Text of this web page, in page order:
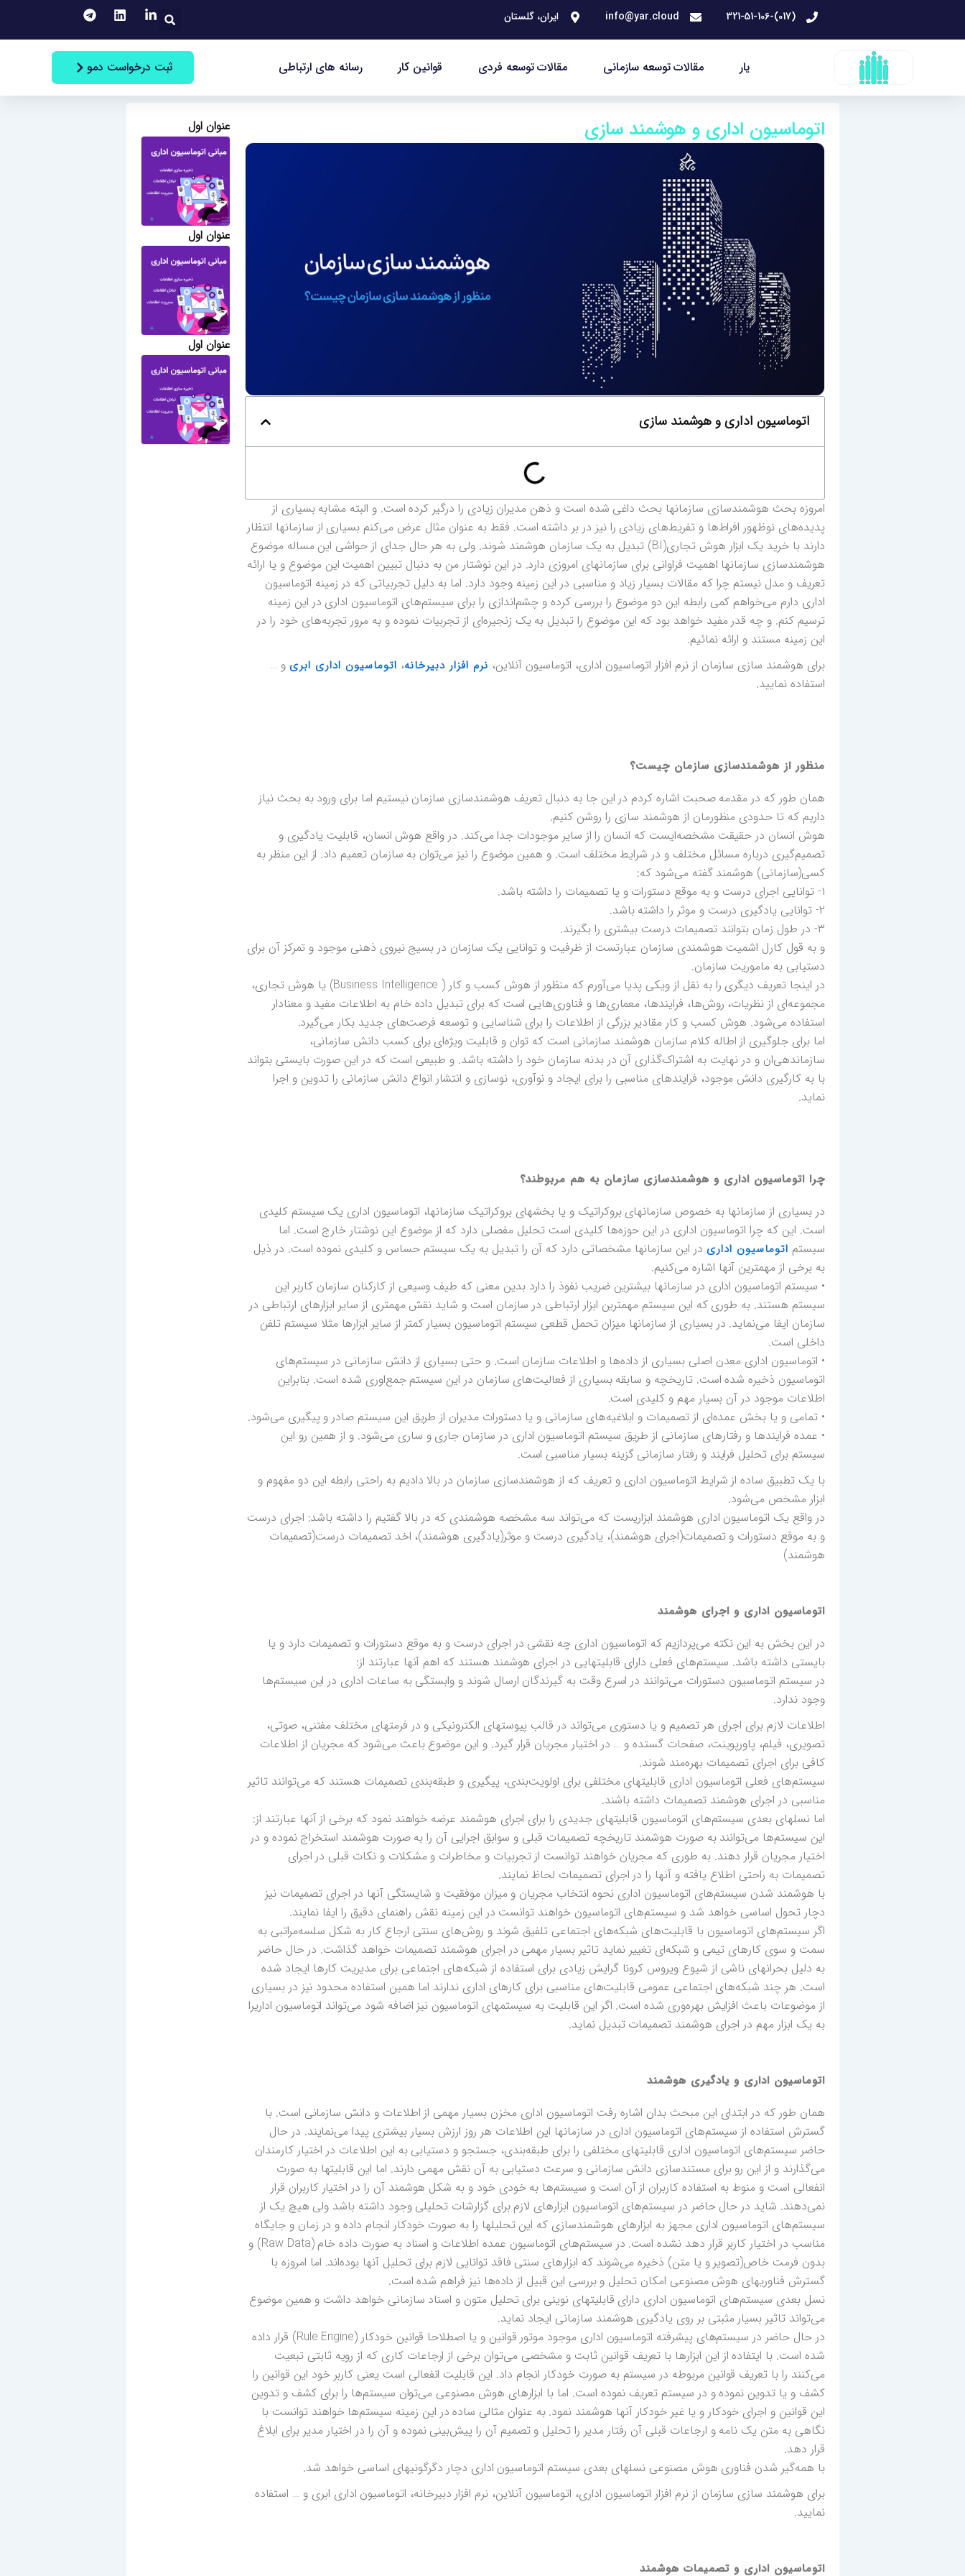
محتوا
(017)-321-51-106
info@yar.cloud ایران، گلستان جستجو
یار مقالات توسعه سازمانی مقالات توسعه فردی قوانین کار رسانه های ارتباطی ثبت درخواست دمو
اتوماسیون اداری و هوشمند سازی
اتوماسیون اداری و هوشمند سازی
امروزه بحث هوشمندسازی سازمانها بحث داغی شده است و ذهن مدیران زیادی را درگیر کرده است. و البته مشابه بسیاری از
پدیده‌های نوظهور افراط‌ها و تفریط‌های زیادی را نیز در بر داشته است. فقط به عنوان مثال عرض می‌کنم بسیاری از سازمانها انتظار
دارند با خرید یک ابزار هوش تجاری(BI) تبدیل به یک سازمان هوشمند شوند. ولی به هر حال جدای از حواشی این مساله موضوع
هوشمندسازی سازمانها اهمیت فراوانی برای سازمانهای امروزی دارد. در این نوشتار من به دنبال تبیین اهمیت این موضوع و یا ارائه
تعریف و مدل نیستم چرا که مقالات بسیار زیاد و مناسبی در این زمینه وجود دارد. اما به دلیل تجربیاتی که در زمینه اتوماسیون
اداری دارم می‌خواهم کمی رابطه این دو موضوع را بررسی کرده و چشم‌اندازی را برای سیستم‌های اتوماسیون اداری در این زمینه
ترسیم کنم. و چه قدر مفید خواهد بود که این موضوع را تبدیل به یک زنجیره‌ای از تجربیات نموده و به مرور تجربه‌های خود را در
این زمینه مستند و ارائه نمائیم.
برای هوشمند سازی سازمان از نرم افزار اتوماسیون اداری، اتوماسیون آنلاین، نرم افزار دبیرخانه، اتوماسیون اداری ابری و …
استفاده نمایید.
منظور از هوشمندسازی سازمان چیست؟
همان طور که در مقدمه صحبت اشاره کردم در این جا به دنبال تعریف هوشمندسازی سازمان نیستیم اما برای ورود به بحث نیاز
داریم که تا حدودی منظورمان از هوشمند سازی را روشن کنیم.
هوش انسان در حقیقت مشخصه‌ایست که انسان را از سایر موجودات جدا می‌کند. در واقع هوش انسان، قابلیت یادگیری و
تصمیم‌گیری درباره مسائل مختلف و در شرایط مختلف است. و همین موضوع را نیز می‌توان به سازمان تعمیم داد. از این منظر به
کسی(سازمانی) هوشمند گفته می‌شود که:
۱- توانایی اجرای درست و به موقع دستورات و یا تصمیمات را داشته باشد.
۲- توانایی یادگیری درست و موثر را داشته باشد.
۳- در طول زمان بتوانند تصمیمات درست بیشتری را بگیرند.
و به قول کارل اشمیت هوشمندی سازمان عبارتست از ظرفیت و توانایی یک سازمان در بسیج نیروی ذهنی موجود و تمرکز آن برای
دستیابی به ماموریت سازمان.
در اینجا تعریف دیگری را به نقل از ویکی پدیا می‌آورم که منظور از هوش کسب و کار ( Business Intelligence) یا هوش تجاری،
مجموعه‌ای از نظریات، روش‌ها، فرایندها، معماری‌ها و فناوری‌هایی است که برای تبدیل داده خام به اطلاعات مفید و معنادار
استفاده می‌شود. هوش کسب و کار مقادیر بزرگی از اطلاعات را برای شناسایی و توسعه فرصت‌های جدید بکار می‌گیرد.
اما برای جلوگیری از اطاله کلام سازمان هوشمند سازمانی است که توان و قابلیت ویژه‌ای برای کسب دانش سازمانی،
سازماندهی‌ان و در نهایت به اشتراک‌گذاری آن در بدنه سازمان خود را داشته باشد. و طبیعی است که در این صورت بایستی بتواند
با به کارگیری دانش موجود، فرایندهای مناسبی را برای ایجاد و نوآوری، نوسازی و انتشار انواع دانش سازمانی را تدوین و اجرا
نماید.
چرا اتوماسیون اداری و هوشمندسازی سازمان به هم مربوطند؟
در بسیاری از سازمانها به خصوص سازمانهای بروکراتیک و یا بخشهای بروکراتیک سازمانها، اتوماسیون اداری یک سیستم کلیدی
است. این که چرا اتوماسیون اداری در این حوزه‌ها کلیدی است تحلیل مفصلی دارد که از موضوع این نوشتار خارج است. اما
سیستم اتوماسیون اداری در این سازمانها مشخصاتی دارد که آن را تبدیل به یک سیستم حساس و کلیدی نموده است. در ذیل
به برخی از مهمترین آنها اشاره می‌کنیم.
• سیستم اتوماسیون اداری در سازمانها بیشترین ضریب نفوذ را دارد بدین معنی که طیف وسیعی از کارکنان سازمان کاربر این
سیستم هستند. به طوری که این سیستم مهمترین ابزار ارتباطی در سازمان است و شاید نقش مهمتری از سایر ابزارهای ارتباطی در
سازمان ایفا می‌نماید. در بسیاری از سازمانها میزان تحمل قطعی سیستم اتوماسیون بسیار کمتر از سایر ابزارها مثلا سیستم تلفن
داخلی است.
• اتوماسیون اداری معدن اصلی بسیاری از داده‌ها و اطلاعات سازمان است. و حتی بسیاری از دانش سازمانی در سیستم‌های
اتوماسیون ذخیره شده است. تاریخچه و سابقه بسیاری از فعالیت‌های سازمان در این سیستم جمع‌اوری شده است. بنابراین
اطلاعات موجود در آن بسیار مهم و کلیدی است.
• تمامی و یا بخش عمده‌ای از تصمیمات و ابلاغیه‌های سازمانی و یا دستورات مدیران از طریق این سیستم صادر و پیگیری می‌شود.
• عمده فرایندها و رفتارهای سازمانی از طریق سیستم اتوماسیون اداری در سازمان جاری و ساری می‌شود. و از همین رو این
سیستم برای تحلیل فرایند و رفتار سازمانی گزینه بسیار مناسبی است.
با یک تطبیق ساده از شرایط اتوماسیون اداری و تعریف که از هوشمندسازی سازمان در بالا دادیم به راحتی رابطه این دو مفهوم و
ابزار مشخص می‌شود.
در واقع یک اتوماسیون اداری هوشمند ابزاریست که می‌تواند سه مشخصه هوشمندی که در بالا گفتیم را داشته باشد: اجرای درست
و به موقع دستورات و تصمیمات(اجرای هوشمند)، یادگیری درست و موثر(یادگیری هوشمند)، اخد تصمیمات درست(تصمیمات
هوشمند)
اتوماسیون اداری و اجرای هوشمند
در این بخش به این نکته می‌پردازیم که اتوماسیون اداری چه نقشی در اجرای درست و به موقع دستورات و تصمیمات دارد و یا
بایستی داشته باشد. سیستم‌های فعلی دارای قابلیتهایی در اجرای هوشمند هستند که اهم آنها عبارتند از:
در سیستم اتوماسیون دستورات می‌توانند در اسرع وقت به گیرندگان ارسال شوند و وابستگی به ساعات اداری در این سیستم‌ها
وجود ندارد.
اطلاعات لازم برای اجرای هر تصمیم و یا دستوری می‌تواند در قالب پیوستهای الکترونیکی و در فرمتهای مختلف مفتنی، صوتی،
تصویری، فیلم، پاورپوینت، صفحات گستده و … در اختیار مجریان قرار گیرد. و این موضوع باعث می‌شود که مجریان از اطلاعات
کافی برای اجرای تصمیمات بهره‌مند شوند.
سیستم‌های فعلی اتوماسیون اداری قابلیتهای مختلفی برای اولویت‌بندی، پیگیری و طبقه‌بندی تصمیمات هستند که می‌توانند تاثیر
مناسبی در اجرای هوشمند تصمیمات داشته باشند.
اما نسلهای بعدی سیستم‌های اتوماسیون قابلیتهای جدیدی را برای اجرای هوشمند عرضه خواهند نمود که برخی از آنها عبارتند از:
این سیستم‌ها می‌توانند به صورت هوشمند تاریخچه تصمیمات قبلی و سوابق اجرایی آن را به صورت هوشمند استخراج نموده و در
اختیار مجریان قرار دهند. به طوری که مجریان خواهند توانست از تجربیات و مخاطرات و مشکلات و نکات قبلی در اجرای
تصمیمات به راحتی اطلاع یافته و آنها را در اجرای تصمیمات لحاظ نمایند.
با هوشمند شدن سیستم‌های اتوماسیون اداری نحوه انتخاب مجریان و میزان موفقیت و شایستگی آنها در اجرای تصمیمات نیز
دچار تحول اساسی خواهد شد و سیستم‌های اتوماسیون خواهند توانست در این زمینه نقش راهنمای دقیق را ایفا نمایند.
اگر سیستم‌های اتوماسیون با قابلیت‌های شبکه‌های اجتماعی تلفیق شوند و روش‌های سنتی ارجاع کار به شکل سلسه‌مراتبی به
سمت و سوی کارهای تیمی و شبکه‌ای تغییر نماید تاثیر بسیار مهمی در اجرای هوشمند تصمیمات خواهد گذاشت. در حال حاضر
به دلیل بحرانهای ناشی از شیوع ویروس کرونا گرایش زیادی برای استفاده از شبکه‌های اجتماعی برای مدیریت کارها ایجاد شده
است. هر چند شبکه‌های اجتماعی عمومی قابلیت‌های مناسبی برای کارهای اداری ندارند اما همین استفاده محدود نیز در بسیاری
از موضوعات باعث افزایش بهره‌وری شده است. اگر این قابلیت به سیستمهای اتوماسیون نیز اضافه شود می‌تواند اتوماسیون اداریرا
به یک ابزار مهم در اجرای هوشمند تصمیمات تبدیل نماید.
اتوماسیون اداری و یادگیری هوشمند
همان طور که در ابتدای این مبحث بدان اشاره رفت اتوماسیون اداری مخزن بسیار مهمی از اطلاعات و دانش سازمانی است. با
گسترش استفاده از سیستم‌های اتوماسیون اداری در سازمانها این اطلاعات هر روز ارزش بسیار بیشتری پیدا می‌نمایند. در حال
حاضر سیستم‌های اتوماسیون اداری قابلیتهای مختلفی را برای طبقه‌بندی، جستجو و دستیابی به این اطلاعات در اختیار کارمندان
می‌گذارند و از این رو برای مستندسازی دانش سازمانی و سرعت دستیابی به آن نقش مهمی دارند. اما این قابلیتها به صورت
انفعالی است و منوط به استفاده کاربران از آن است و سیستم‌ها به خودی خود و به شکل هوشمند آن را در اختیار کاربران قرار
نمی‌دهند. شاید در حال حاضر در سیستم‌های اتوماسیون ابزارهای لازم برای گزارشات تحلیلی وجود داشته باشد ولی هیچ یک از
سیستم‌های اتوماسیون اداری مجهز به ابزارهای هوشمندسازی که این تحلیلها را به صورت خودکار انجام داده و در زمان و جایگاه
مناسب در اختیار کاربر قرار دهد نشده است. در سیستم‌های اتوماسیون عمده اطلاعات و اسناد به صورت داده خام (Raw Data) و
بدون فرمت خاص(تصویر و یا متن) ذخیره می‌شوند که ابزارهای سنتی فاقد توانایی لازم برای تحلیل آنها بوده‌اند. اما امروزه با
گسترش فناوریهای هوش مصنوعی امکان تحلیل و بررسی این قبیل از داده‌ها نیز فراهم شده است.
نسل بعدی سیستم‌های اتوماسیون اداری دارای قابلیتهای نوینی برای تحلیل متون و اسناد سازمانی خواهد داشت و همین موضوع
می‌تواند تاثیر بسیار مثبتی بر روی یادگیری هوشمند سازمانی ایجاد نماید.
در حال حاضر در سیستم‌های پیشرفته اتوماسیون اداری موجود موتور قوانین و یا اصطلاحا قوانین خودکار (Rule Engine) قرار داده
شده است. با ایتفاده از این ابزارها با تعریف قوانین ثابت و مشخصی می‌توان برخی از ارجاعات کاری که از رویه ثابتی تبعیت
می‌کنند را با تعریف قوانین مربوطه در سیستم به صورت خودکار انجام داد. این قابلیت انفعالی است یعنی کاربر خود این قوانین را
کشف و یا تدوین نموده و در سیستم تعریف نموده است. اما با ابزارهای هوش مصنوعی می‌توان سیستم‌ها را برای کشف و تدوین
این قوانین و اجرای خودکار و یا غیر خودکار آنها هوشمند نمود. به عنوان مثالی ساده در این زمینه سیستم‌ها خواهند توانست با
نگاهی به متن یک نامه و ارجاعات قبلی آن رفتار مدیر را تحلیل و تصمیم آن را پیش‌بینی نموده و آن را در اختیار مدیر برای ابلاغ
قرار دهد.
با همه‌گیر شدن فناوری هوش مصنوعی نسلهای بعدی سیستم اتوماسیون اداری دچار دگرگونیهای اساسی خواهد شد.
برای هوشمند سازی سازمان از نرم افزار اتوماسیون اداری، اتوماسیون آنلاین، نرم افزار دبیرخانه، اتوماسیون اداری ابری و … استفاده
نمایید.
اتوماسیون اداری و تصمیمات هوشمند
عنوان اول
عنوان اول
عنوان اول